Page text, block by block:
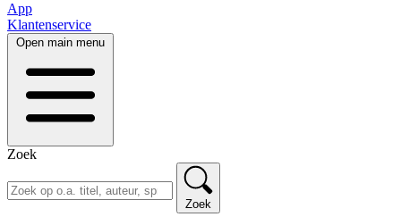
App
Klantenservice
Open main menu
Zoek
Zoek